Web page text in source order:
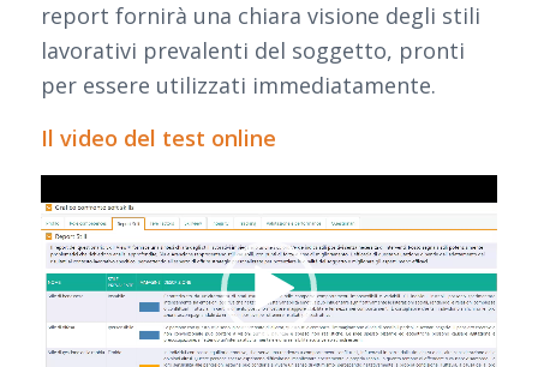
report fornirà una chiara visione degli stili
lavorativi prevalenti del soggetto, pronti
per essere utilizzati immediatamente.
Il video del test online